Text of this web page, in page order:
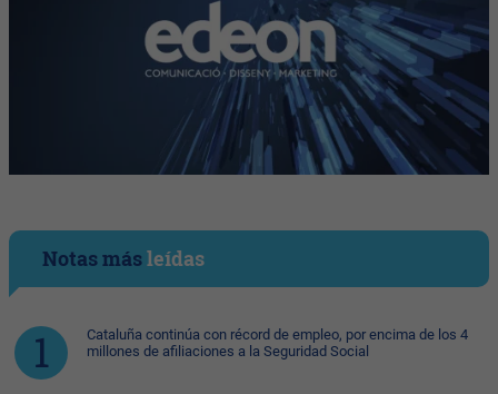
Notas másleídas
Cataluña continúa con récord de empleo, por encima de los 4
millones de afiliaciones a la Seguridad Social